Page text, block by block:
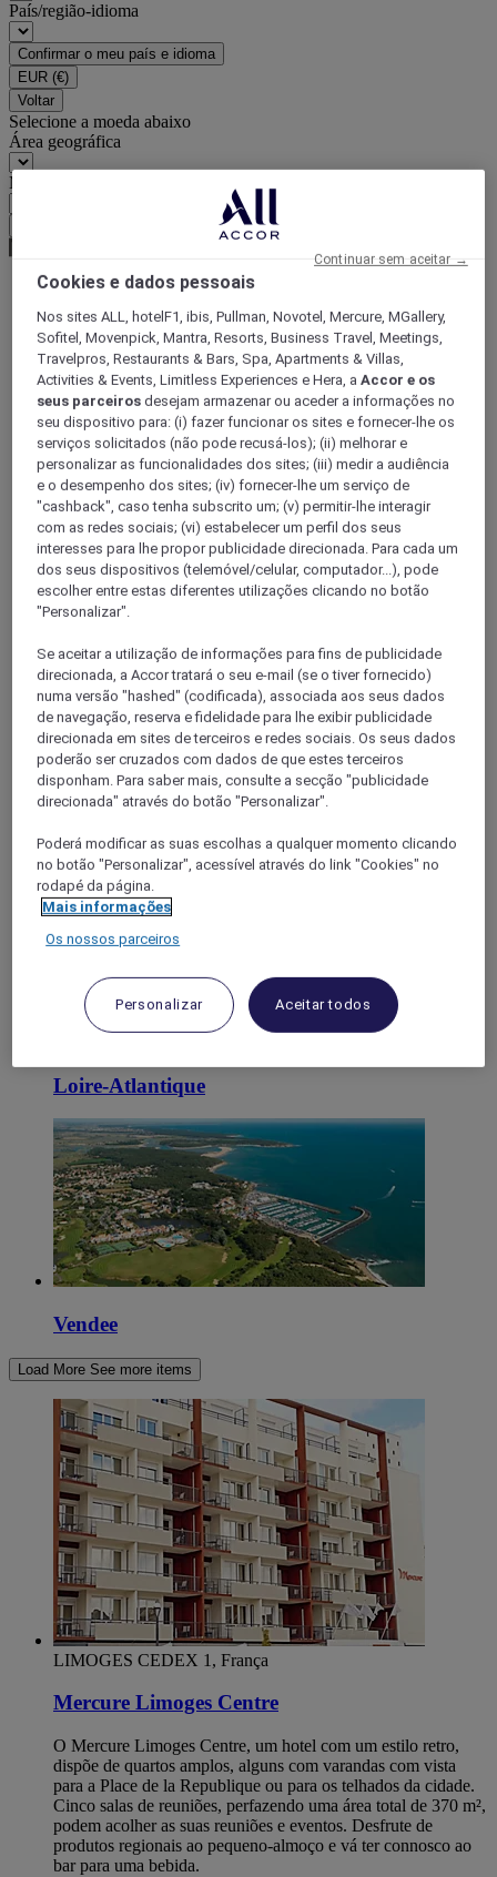
País/região-idioma
Confirmar o meu país e idioma
EUR (€)
Voltar
Selecione a moeda abaixo
Área geográfica
Moeda
World
Europe
France
Western Loire
Maine-Et-Loire
Sarthe
Loire-Atlantique
Vendee
Load More See more items
LIMOGES CEDEX 1, França
Mercure Limoges Centre
O Mercure Limoges Centre, um hotel com um estilo retro,
dispõe de quartos amplos, alguns com varandas com vista
para a Place de la Republique ou para os telhados da cidade.
Cinco salas de reuniões, perfazendo uma área total de 370 m²,
podem acolher as suas reuniões e eventos. Desfrute de
produtos regionais ao pequeno-almoço e vá ter connosco ao
bar para uma bebida.
Cookies e dados pessoais
Nos sites ALL, hotelF1, ibis, Pullman, Novotel, Mercure, MGallery,
Sofitel, Movenpick, Mantra, Resorts, Business Travel, Meetings,
Travelpros, Restaurants & Bars, Spa, Apartments & Villas,
Activities & Events, Limitless Experiences e Hera, aAccor e os
seus parceiros desejam armazenar ou aceder a informações no
seu dispositivo para: (i) fazer funcionar os sites e fornecer-lhe os
serviços solicitados (não pode recusá-los); (ii) melhorar e
personalizar as funcionalidades dos sites; (iii) medir a audiência
e o desempenho dos sites; (iv) fornecer-lhe um serviço de
"cashback", caso tenha subscrito um; (v) permitir-lhe interagir
com as redes sociais; (vi) estabelecer um perfil dos seus
interesses para lhe propor publicidade direcionada. Para cada um
dos seus dispositivos (telemóvel/celular, computador...), pode
escolher entre estas diferentes utilizações clicando no botão
"Personalizar".
Se aceitar a utilização de informações para fins de publicidade
direcionada, a Accor tratará o seu e-mail (se o tiver fornecido)
numa versão "hashed" (codificada), associada aos seus dados
de navegação, reserva e fidelidade para lhe exibir publicidade
direcionada em sites de terceiros e redes sociais. Os seus dados
poderão ser cruzados com dados de que estes terceiros
disponham. Para saber mais, consulte a secção "publicidade
direcionada" através do botão "Personalizar".
Poderá modificar as suas escolhas a qualquer momento clicando
no botão "Personalizar", acessível através do link "Cookies" no
rodapé da página.
Mais informações
Os nossos parceiros
Personalizar Aceitar todos
Continuar sem aceitar →